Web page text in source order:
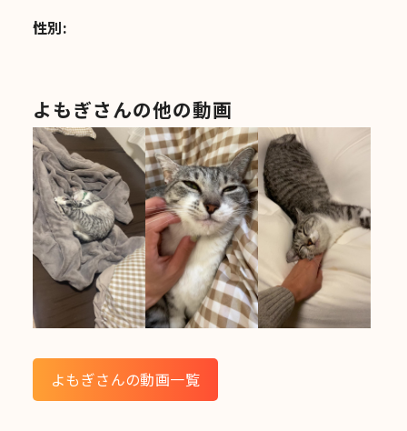
性別:
よもぎさんの他の動画
よもぎさんの動画一覧